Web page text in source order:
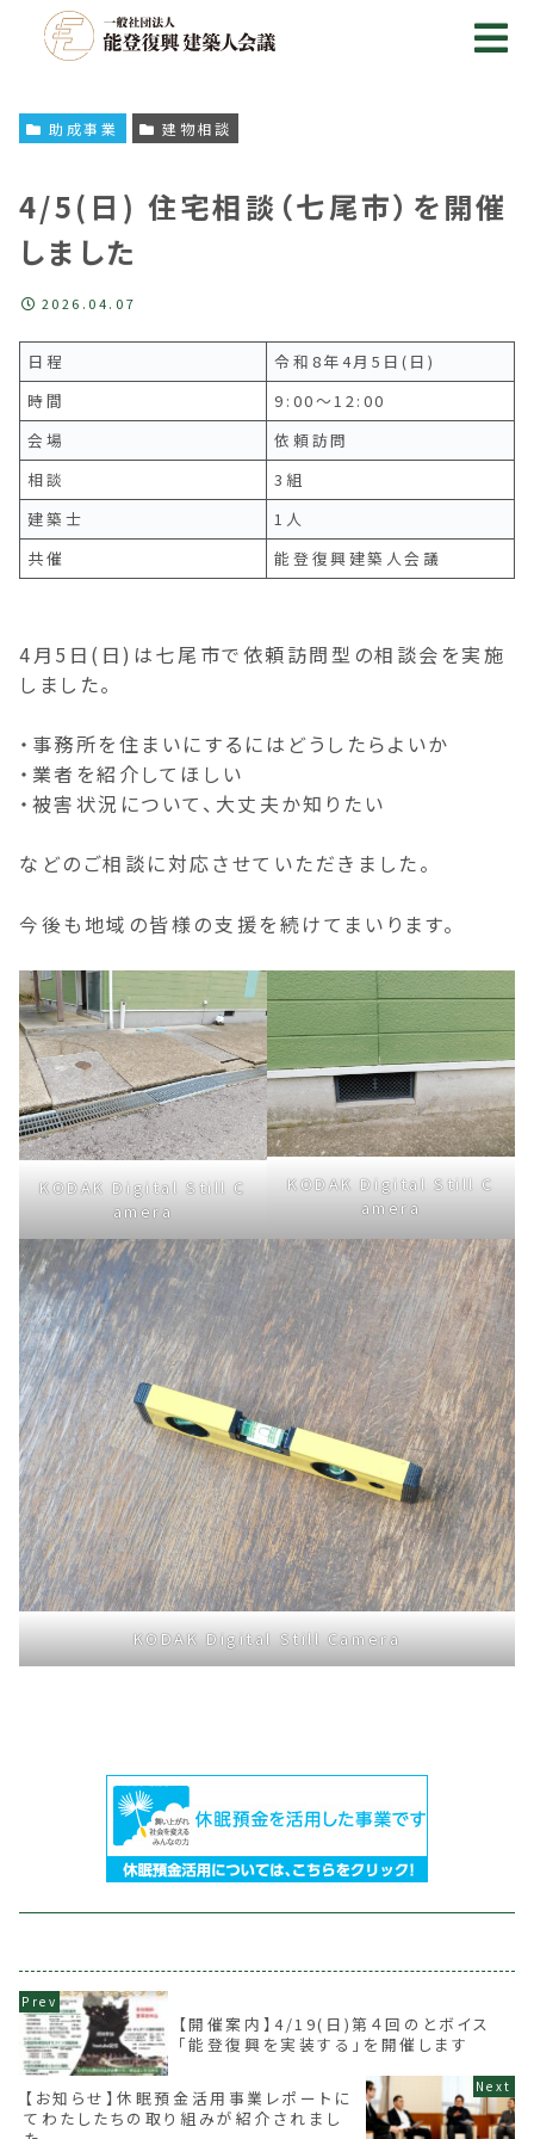
4/5(日) 住宅相談（七尾市）を開催
しました
2026.04.07
助成事業 建物相談
日程
令和8年4月5日(日)
時間
9:00～12:00
会場
依頼訪問
相談
3組
建築士
1人
共催
能登復興建築人会議
4月5日(日)は七尾市で依頼訪問型の相談会を実施
しました。
・事務所を住まいにするにはどうしたらよいか
・業者を紹介してほしい
・被害状況について、大丈夫か知りたい
などのご相談に対応させていただきました。
今後も地域の皆様の支援を続けてまいります。
KODAK Digital Still C
amera
KODAK Digital Still C
amera
KODAK Digital Still Camera
【開催案内】4/19(日)第４回のとボイス
「能登復興を実装する」を開催します
【お知らせ】休眠預金活用事業レポートに
てわたしたちの取り組みが紹介されまし